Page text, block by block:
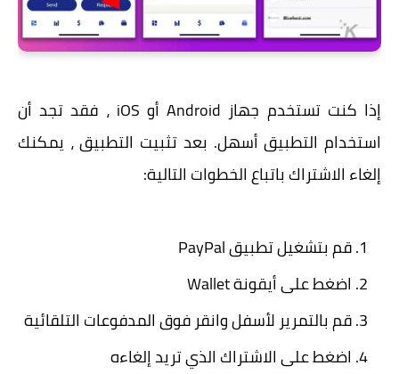
إذا كنت تستخدم جهاز Android أو iOS ، فقد تجد أن
استخدام التطبيق أسهل. بعد تثبيت التطبيق ، يمكنك
إلغاء الاشتراك باتباع الخطوات التالية:
قم بتشغيل تطبيق PayPal
اضغط على أيقونة Wallet
قم بالتمرير لأسفل وانقر فوق المدفوعات التلقائية
اضغط على الاشتراك الذي تريد إلغاءه